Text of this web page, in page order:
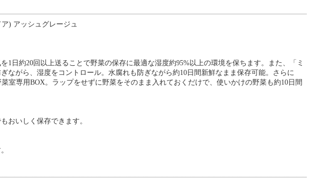
) アッシュグレージュ
日約20回以上送ることで野菜の保存に最適な湿度約95%以上の環境を保ちます。また、「ミ
ながら、湿度をコントロール。水腐れも防ぎながら約10日間新鮮なまま保存可能。さらに
室専用BOX。ラップをせずに野菜をそのまま入れておくだけで、使いかけの野菜も約10日間
おいしく保存できます。